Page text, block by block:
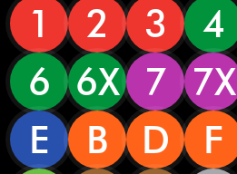
1 2 3 4
6
6X 7 7X
E
B D F